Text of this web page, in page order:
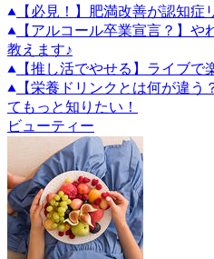
【必見！】肥満改善が認知
【アルコール卒業宣言？】
教えます♪
【推し活でやせる】ライブで
【栄養ドリンクとは何が違
てもっと知りたい！
ビューティー